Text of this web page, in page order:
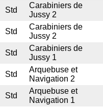
Std
Carabiniers de
Jussy 2
Std
Carabiniers de
Jussy 2
Std
Carabiniers de
Jussy 1
Std
Arquebuse et
Navigation 2
Std
Arquebuse et
Navigation 1